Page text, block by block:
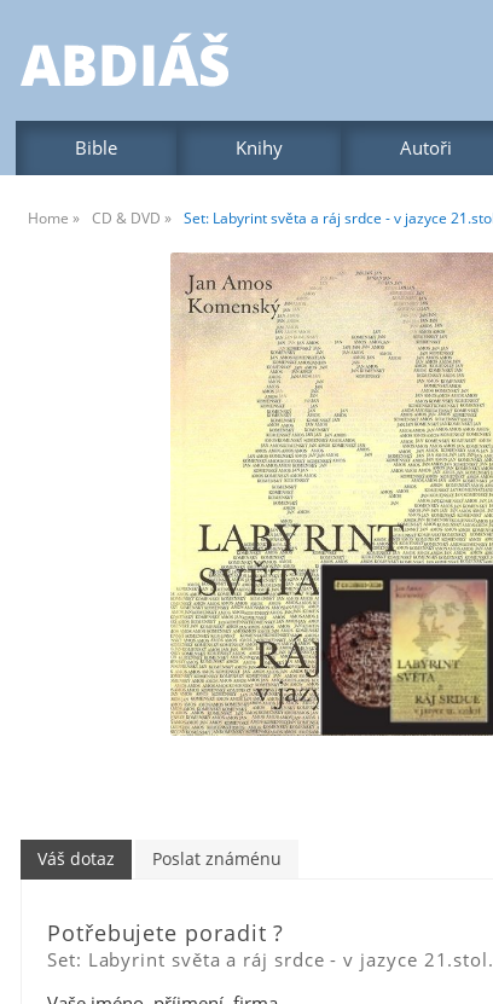
Bible Knihy Autoři
Home CD & DVD Set: Labyrint světa a ráj srdce - v jazyce
Váš dotaz Poslat známénu
Potřebujete poradit ?
Set: Labyrint světa a ráj srdce - v jazyce